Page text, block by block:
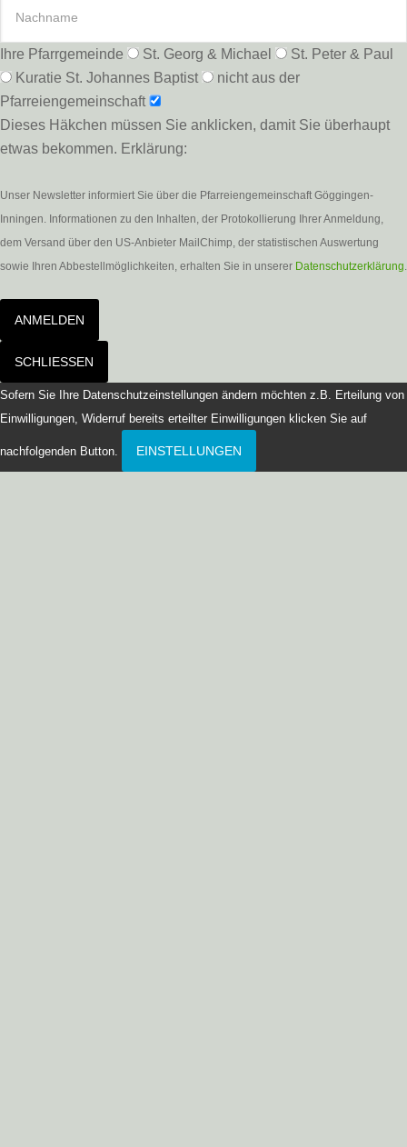
Ihre Pfarrgemeinde St. Georg & Michael
St. Peter & Paul
Kuratie St. Johannes Baptist
nicht aus der
Pfarreiengemeinschaft
Dieses Häkchen müssen Sie anklicken, damit Sie überhaupt
etwas bekommen. Erklärung:
Unser Newsletter informiert Sie über die Pfarreiengemeinschaft Göggingen-
Inningen. Informationen zu den Inhalten, der Protokollierung Ihrer Anmeldung,
dem Versand über den US-Anbieter MailChimp, der statistischen Auswertung
sowie Ihren Abbestellmöglichkeiten, erhalten Sie in unserer Datenschutzerklärung.
ANMELDEN
SCHLIESSEN
Sofern Sie Ihre Datenschutzeinstellungen ändern möchten z.B. Erteilung von
Einwilligungen, Widerruf bereits erteilter Einwilligungen klicken Sie auf
nachfolgenden Button. EINSTELLUNGEN